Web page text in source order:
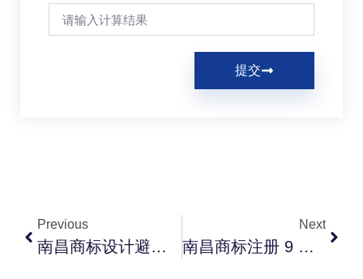
提交
Previous
南昌商标设计避坑指南：让品牌商标更易过审的 8 个核心原则
Next
南昌商标注册 9 大类别误区：餐饮电商服装类怎么选